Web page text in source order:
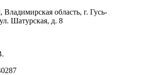
Владимирская область, г. Гусь-
Шатурская, д. 8